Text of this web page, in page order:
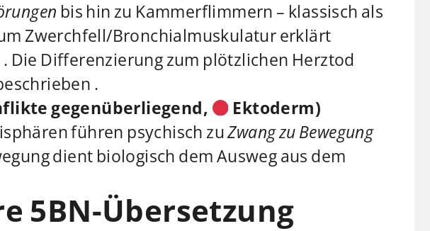
bis hin zu Kammerflimmern – klassisch als
Zwerchfell/Bronchialmuskulatur erklärt
Die Differenzierung zum plötzlichen Herztod
.
gegenüberliegend,
Ektoderm)
führen psychisch zuZwang zu Bewegung
dient biologisch dem Ausweg aus dem
5BN-Übersetzung